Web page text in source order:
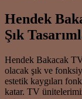
Hendek
Şık
Hendek Bakacak TV
olacak şık ve
estetik kaygıları
katar. TV